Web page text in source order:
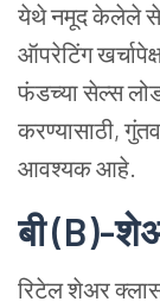
येथे नमूद केलेले
ऑपरेटिंग
फंडच्या सेल्स
करण्यासाठी,
आवश्यक आहे.
बी(B)-
रिटेल शेअर